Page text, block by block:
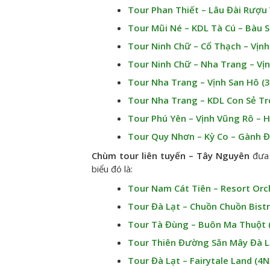
Tour Phan Thiết – Lâu Đài Rượu
Tour Mũi Né – KDL Tà Cú – Bàu
Tour Ninh Chữ – Cổ Thạch –
Tour Ninh Chữ – Nha Trang –
Tour Nha Trang – Vịnh San Hô
Tour Nha Trang – KDL Con Sẻ
Tour Phú Yên – Vịnh Vũng Rô –
Tour Quy Nhơn – Kỳ Co – Gành
Chùm tour liên tuyến – Tây Nguyên
biểu đó là:
Tour Nam Cát Tiên – Resort
Tour Đà Lạt – Chuồn Chuồn
Tour Tà Đùng – Buôn Ma Thuột
Tour Thiên Đường Săn Mây Đà
Tour Đà Lạt – Fairytale Land